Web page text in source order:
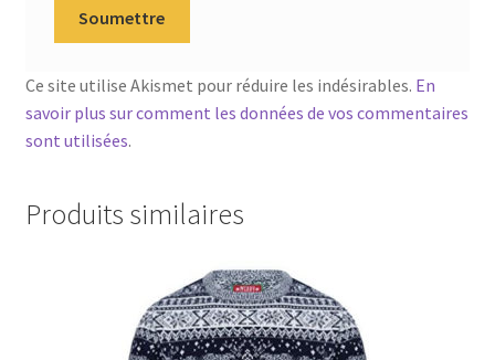
Ce site utilise Akismet pour réduire les indésirables. En
savoir plus sur comment les données de vos commentaires
sont utilisées.
Produits similaires